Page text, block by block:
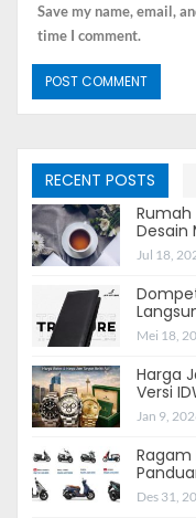
Menariknya, banyak
mengangkat tema
seperti ini tidak
Save my name, email,
time I comment.
RECENT POSTS
Rumah
Desain
Jul 18,
Mei 18,
Harga
Versi
Jan 9,
Ragam
Des 31,